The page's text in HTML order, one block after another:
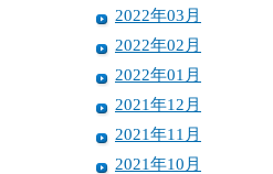
2022年03月
2022年02月
2022年01月
2021年12月
2021年11月
2021年10月